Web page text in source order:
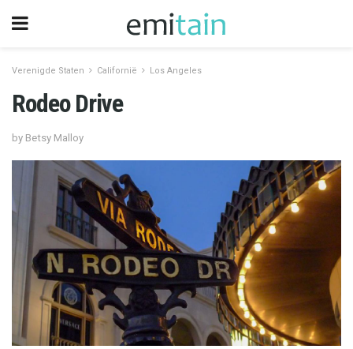
Verenigde Staten Californië Los Angeles
Rodeo Drive
by Betsy Malloy